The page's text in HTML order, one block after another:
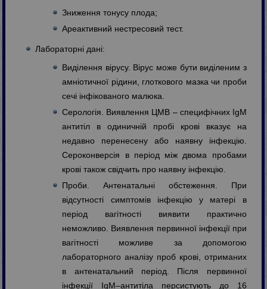
Зниження тонусу плода;
Ареактивний нестресовий тест.
Лабораторні дані:
Виділення вірусу. Вірус може бути виділеним з
амніотичної рідини, глоткового мазка чи проби
сечі інфікованого малюка.
Серологія. Виявлення ЦМВ – специфічних IgM
антитіл в одиничній пробі крові вказує на
недавно перенесену або наявну інфекцію.
Сероконверсія в період між двома пробами
крові також свідчить про наявну інфекцію.
Проби. Антенатальні обстеження. При
відсутності симптомів інфекцію у матері в
період вагітності виявити практично
неможливо. Виявлення первинної інфекції при
вагітності можливе за допомогою
лабораторного аналізу проб крові, отриманих
в антенатальний період. Після первинної
інфекції IgM–антитіла персистують до 16